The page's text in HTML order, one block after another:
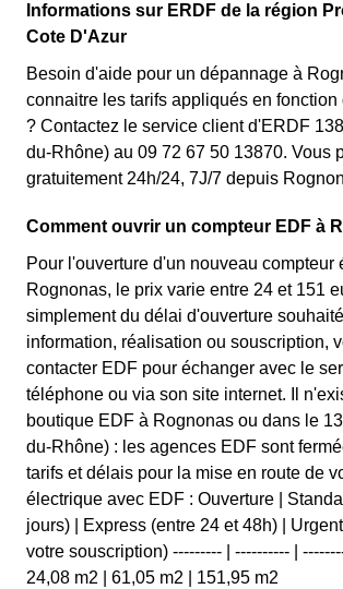
Informations sur ERDF de la région
Cote D'Azur
Besoin d'aide pour un dépannage à
connaitre les tarifs appliqués en fonction
? Contactez le service client d'ERDF
du-Rhône) au 09 72 67 50 13870. Vous
gratuitement 24h/24, 7J/7 depuis
Comment ouvrir un compteur EDF à
Pour l'ouverture d'un nouveau compteur
Rognonas, le prix varie entre 24 et 151
simplement du délai d'ouverture
information, réalisation ou souscription,
contacter EDF pour échanger avec le
téléphone ou via son site internet. Il
boutique EDF à Rognonas ou dans le
du-Rhône) : les agences EDF sont
tarifs et délais pour la mise en route de
électrique avec EDF : Ouverture |
jours) | Express (entre 24 et 48h) |
votre souscription) --------- | ---------- |
24,08 m2 | 61,05 m2 | 151,95 m2